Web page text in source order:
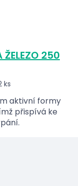
250
ks
aktivní formy
přispívá ke